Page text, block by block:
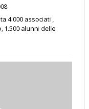
4.000 associati ,
1.500 alunni delle